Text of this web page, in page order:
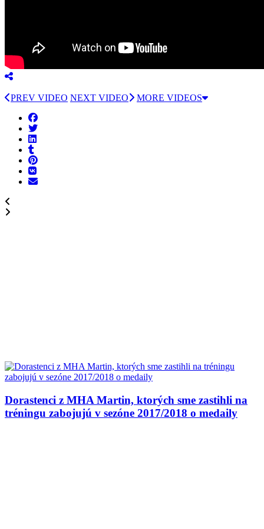
PREV VIDEO NEXT VIDEO MORE VIDEOS
Dorastenci z MHA Martin, ktorých sme zastihli na
tréningu zabojujú v sezóne 2017/2018 o medaily